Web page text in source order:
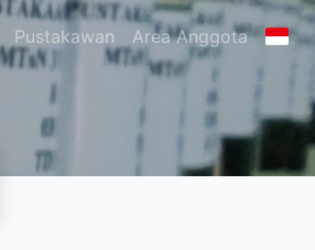
Pustakawan Area Anggota